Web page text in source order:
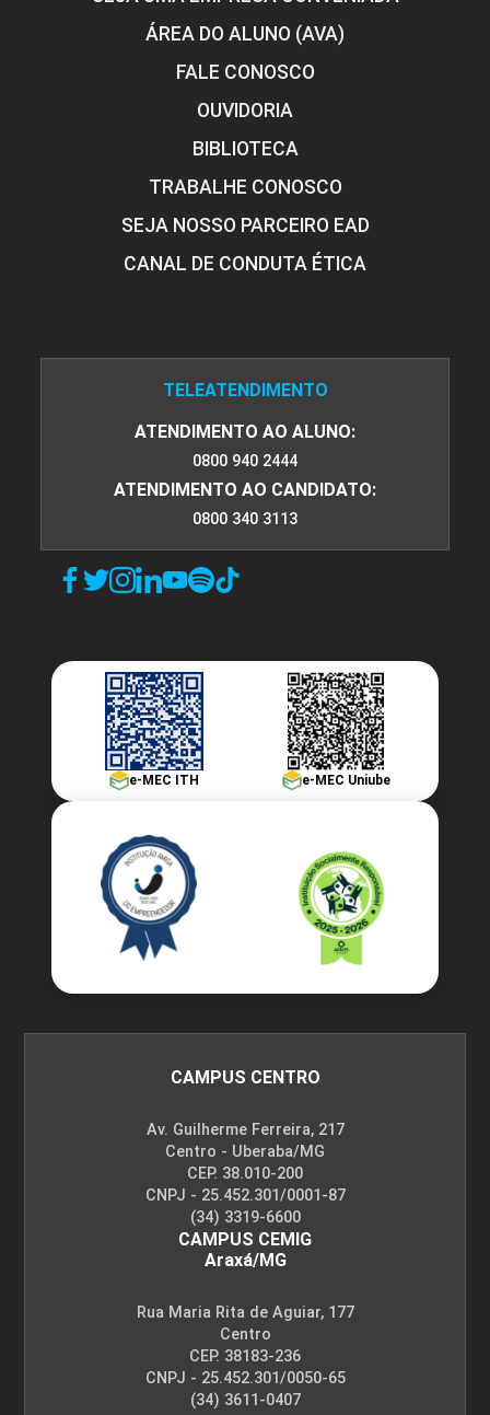
ÁREA DO ALUNO (AVA)
FALE CONOSCO
OUVIDORIA
BIBLIOTECA
TRABALHE CONOSCO
SEJA NOSSO PARCEIRO EAD
CANAL DE CONDUTA ÉTICA
TELEATENDIMENTO
ATENDIMENTO AO ALUNO:
0800 940 2444
ATENDIMENTO AO CANDIDATO:
0800 340 3113
e-MEC ITH e-MEC Uniube
CAMPUS CENTRO
Av. Guilherme Ferreira, 217
Centro - Uberaba/MG
CEP. 38.010-200
CNPJ - 25.452.301/0001-87
(34) 3319-6600
CAMPUS CEMIG
Araxá/MG
Rua Maria Rita de Aguiar, 177
Centro
CEP. 38183-236
CNPJ - 25.452.301/0050-65
(34) 3611-0407